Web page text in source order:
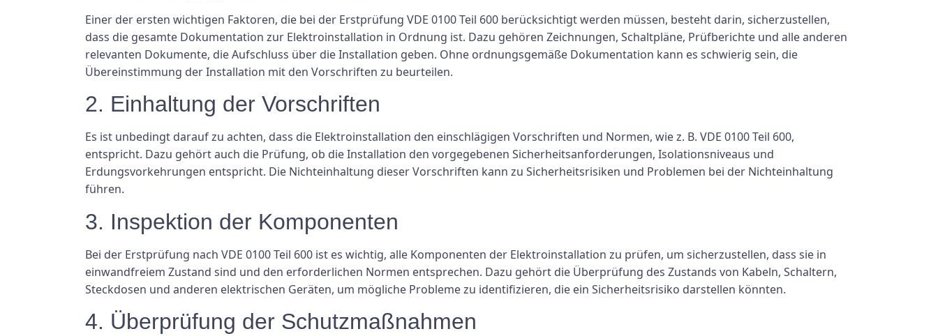
Einer der ersten wichtigen Faktoren, die bei der Erstprüfung VDE 0100 Teil 600 berücksichtigt werden müssen, besteht darin, sicherzustellen,
dass die gesamte Dokumentation zur Elektroinstallation in Ordnung ist. Dazu gehören Zeichnungen, Schaltpläne, Prüfberichte und alle anderen
relevanten Dokumente, die Aufschluss über die Installation geben. Ohne ordnungsgemäße Dokumentation kann es schwierig sein, die
Übereinstimmung der Installation mit den Vorschriften zu beurteilen.
2. Einhaltung der Vorschriften
Es ist unbedingt darauf zu achten, dass die Elektroinstallation den einschlägigen Vorschriften und Normen, wie z. B. VDE 0100 Teil 600,
entspricht. Dazu gehört auch die Prüfung, ob die Installation den vorgegebenen Sicherheitsanforderungen, Isolationsniveaus und
Erdungsvorkehrungen entspricht. Die Nichteinhaltung dieser Vorschriften kann zu Sicherheitsrisiken und Problemen bei der Nichteinhaltung
führen.
3. Inspektion der Komponenten
Bei der Erstprüfung nach VDE 0100 Teil 600 ist es wichtig, alle Komponenten der Elektroinstallation zu prüfen, um sicherzustellen, dass sie in
einwandfreiem Zustand sind und den erforderlichen Normen entsprechen. Dazu gehört die Überprüfung des Zustands von Kabeln, Schaltern,
Steckdosen und anderen elektrischen Geräten, um mögliche Probleme zu identifizieren, die ein Sicherheitsrisiko darstellen könnten.
4. Überprüfung der Schutzmaßnahmen